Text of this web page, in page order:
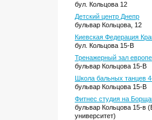
бул. Кольцова 12
Детский центр Днепр
бульвар Кольцова, 12
Киевская Федерация
бул. Кольцова 15-В
Тренажерный зал
бульвар Кольцова 15-В
Школа бальных танцев
бульвар Кольцова 15-В
Фитнес студия на
бульвар Кольцова 15-в
университет)